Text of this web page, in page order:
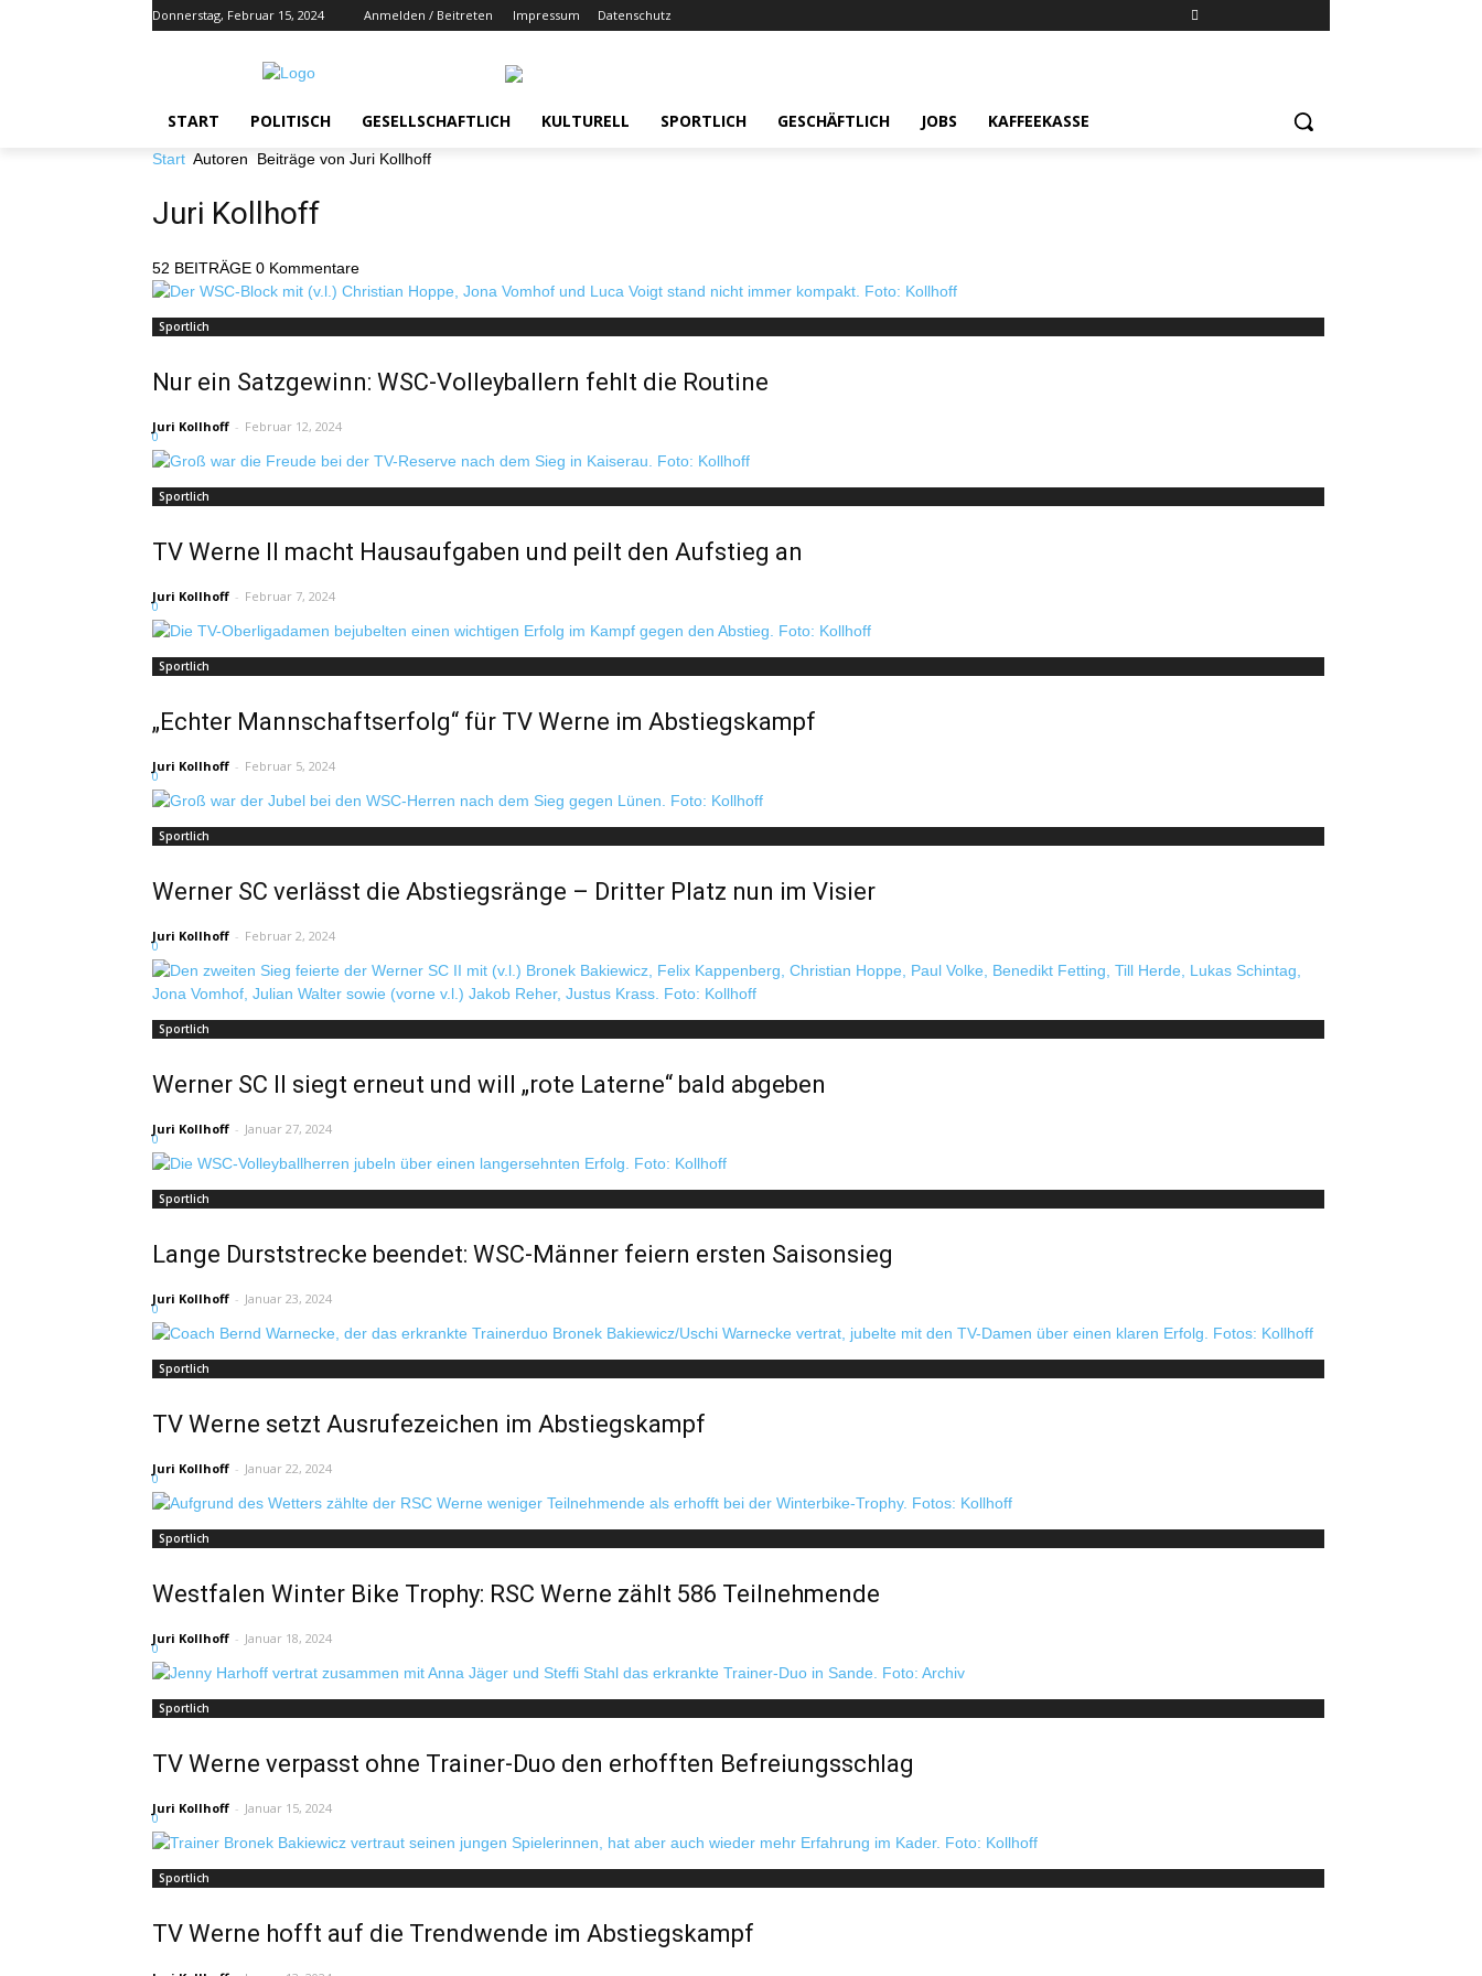
Donnerstag, Februar 15, 2024 Anmelden / Beitreten Impressum Datenschutz
START POLITISCH GESELLSCHAFTLICH KULTURELL SPORTLICH GESCHÄFTLICH JOBS KAFFEEKASSE
Start Autoren Beiträge von Juri Kollhoff
Juri Kollhoff
52 BEITRÄGE 0 Kommentare
Sportlich
Nur ein Satzgewinn: WSC-Volleyballern fehlt die Routine
Juri Kollhoff - Februar 12, 2024
0
Sportlich
TV Werne II macht Hausaufgaben und peilt den Aufstieg an
Juri Kollhoff - Februar 7, 2024
0
Sportlich
„Echter Mannschaftserfolg“ für TV Werne im Abstiegskampf
Juri Kollhoff - Februar 5, 2024
0
Sportlich
Werner SC verlässt die Abstiegsränge – Dritter Platz nun im Visier
Juri Kollhoff - Februar 2, 2024
0
Sportlich
Werner SC II siegt erneut und will „rote Laterne“ bald abgeben
Juri Kollhoff - Januar 27, 2024
0
Sportlich
Lange Durststrecke beendet: WSC-Männer feiern ersten Saisonsieg
Juri Kollhoff - Januar 23, 2024
0
Sportlich
TV Werne setzt Ausrufezeichen im Abstiegskampf
Juri Kollhoff - Januar 22, 2024
0
Sportlich
Westfalen Winter Bike Trophy: RSC Werne zählt 586 Teilnehmende
Juri Kollhoff - Januar 18, 2024
0
Sportlich
TV Werne verpasst ohne Trainer-Duo den erhofften Befreiungsschlag
Juri Kollhoff - Januar 15, 2024
0
Sportlich
TV Werne hofft auf die Trendwende im Abstiegskampf